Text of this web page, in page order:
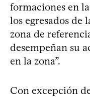
formaciones en
los egresados de
zona de
desempeñan su
en la zona”.
Con excepción